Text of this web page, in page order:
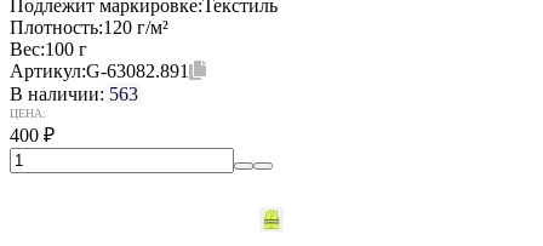
Подлежит маркировке:Текстиль
Плотность:120 г/м²
Вес:100 г
Артикул:G-63082.891
В наличии: 563
ЦЕНА:
400 ₽